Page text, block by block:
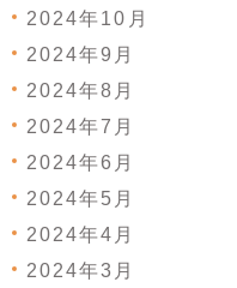
2024年10月
2024年9月
2024年8月
2024年7月
2024年6月
2024年5月
2024年4月
2024年3月